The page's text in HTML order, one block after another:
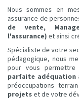
Nous sommes en
assurance de
de vente,
l'assurance) et ainsi
Spécialiste de votre
pédagogique, nous
pour vous
parfaite adéquation
préoccupations
projets et de votre